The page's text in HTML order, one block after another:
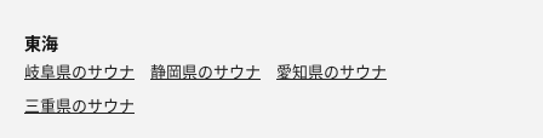
東海
岐阜県のサウナ 静岡県のサウナ
愛知県のサウナ
三重県のサウナ